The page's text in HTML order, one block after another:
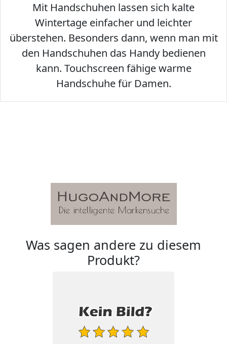
Mit Handschuhen lassen sich kalte
Wintertage einfacher und leichter
überstehen. Besonders dann, wenn man mit
den Handschuhen das Handy bedienen
kann. Touchscreen fähige warme
Handschuhe für Damen.
Was sagen andere zu diesem
Produkt?